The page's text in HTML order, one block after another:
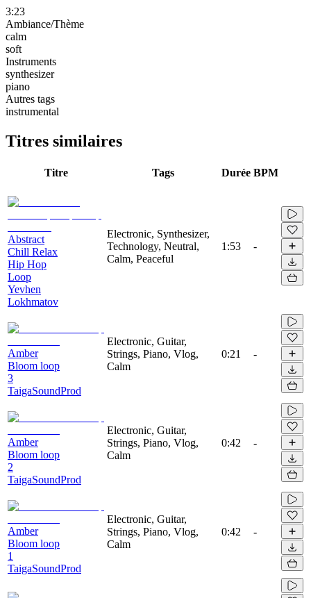
3:23
Ambiance/Thème
calm
soft
Instruments
synthesizer
piano
Autres tags
instrumental
Titres similaires
Titre Tags Durée BPM
Abstract
Chill Relax
Hip Hop
Loop
Yevhen
Lokhmatov
Electronic, Synthesizer,
Technology, Neutral,
Calm, Peaceful
1:53 -
Amber
Bloom loop
3
TaigaSoundProd
Electronic, Guitar,
Strings, Piano, Vlog,
Calm
0:21 -
Amber
Bloom loop
2
TaigaSoundProd
Electronic, Guitar,
Strings, Piano, Vlog,
Calm
0:42 -
Amber
Bloom loop
1
TaigaSoundProd
Electronic, Guitar,
Strings, Piano, Vlog,
Calm
0:42 -